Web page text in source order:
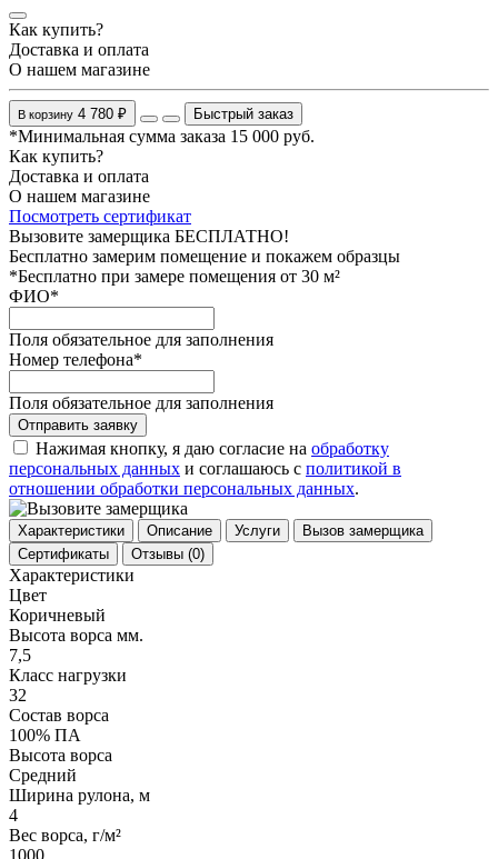
Как купить?
Доставка и оплата
О нашем магазине
В корзину 4 780 ₽ Быстрый заказ
*Минимальная сумма заказа 15 000 руб.
Как купить?
Доставка и оплата
О нашем магазине
Посмотреть сертификат
Вызовите замерщика БЕСПЛАТНО!
Бесплатно замерим помещение и покажем образцы
*Бесплатно при замере помещения от 30 м²
ФИО*
Поля обязательное для заполнения
Номер телефона*
Поля обязательное для заполнения
Отправить заявку
Нажимая кнопку, я даю согласие на обработку
персональных данных и соглашаюсь с политикой в
отношении обработки персональных данных.
Характеристики Описание Услуги
Вызов замерщика
Сертификаты
Отзывы (0)
Характеристики
Цвет
Коричневый
Высота ворса мм.
7,5
Класс нагрузки
32
Состав ворса
100% ПА
Высота ворса
Средний
Ширина рулона, м
4
Вес ворса, г/м²
1000